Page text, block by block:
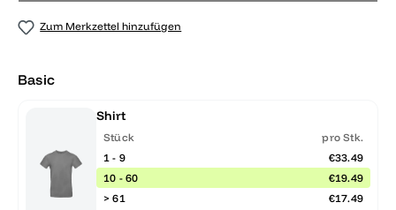
Zum Merkzettel hinzufügen
Basic
Shirt
Stück
pro Stk.
1 - 9
€33.49
10 - 60
€19.49
> 61
€17.49